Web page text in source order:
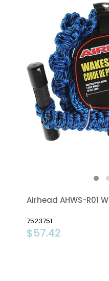
7523751
$57.42